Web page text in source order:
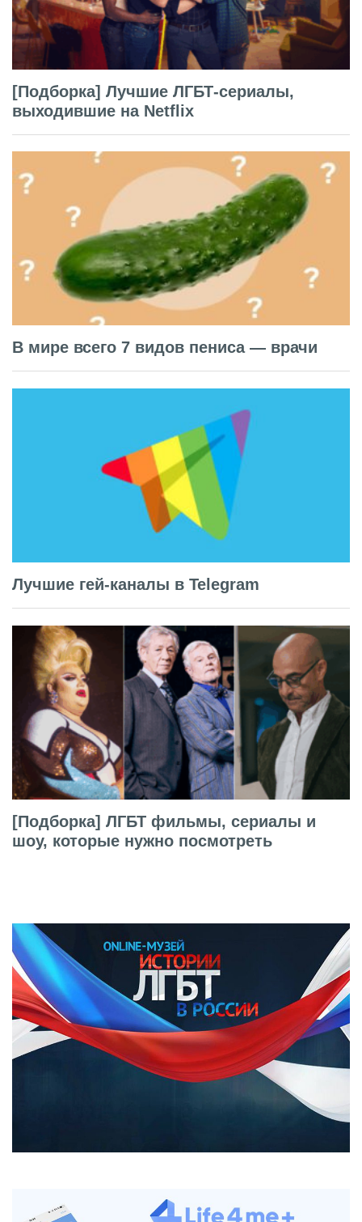
[Подборка] Лучшие ЛГБТ-сериалы,
выходившие на Netflix
В мире всего 7 видов пениса — врачи
Лучшие гей-каналы в Telegram
[Подборка] ЛГБТ фильмы, сериалы и
шоу, которые нужно посмотреть